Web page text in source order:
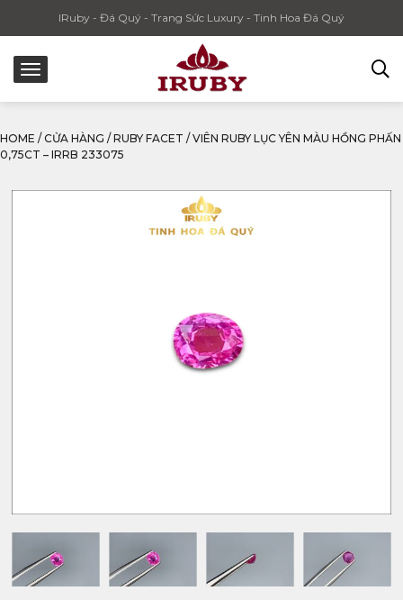
IRuby - Đá Quý - Trang Sức Luxury - Tinh Hoa Đá Quý
HOME / CỬA HÀNG / RUBY FACET / VIÊN RUBY LỤC YÊN MÀU HỒNG PHẤN
0,75CT – IRRB 233075